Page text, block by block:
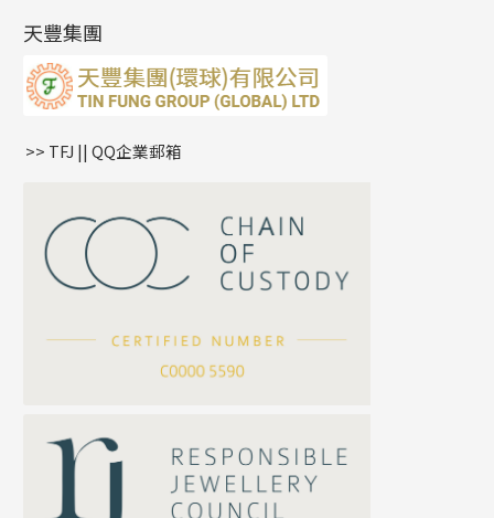
公司名稱
聯絡電話
雙十字鏈系列
水波鏈系列
蛇骨鏈系列
鏈尾系列
嘴唇鏈系列
S車花鏈系列
珍珠鏈系列
坦克鏈系列
滿天星鏈系列
方假繩鏈系列
耳環扣系列
耳綫/耳鈎系列
耳環爪頭
耳環
字母吊墜
相盒吊墜
項鏈吊墜
生肖吊墜
星座吊墜
珠扣
天豐集團
>> TFJ || QQ企業郵箱